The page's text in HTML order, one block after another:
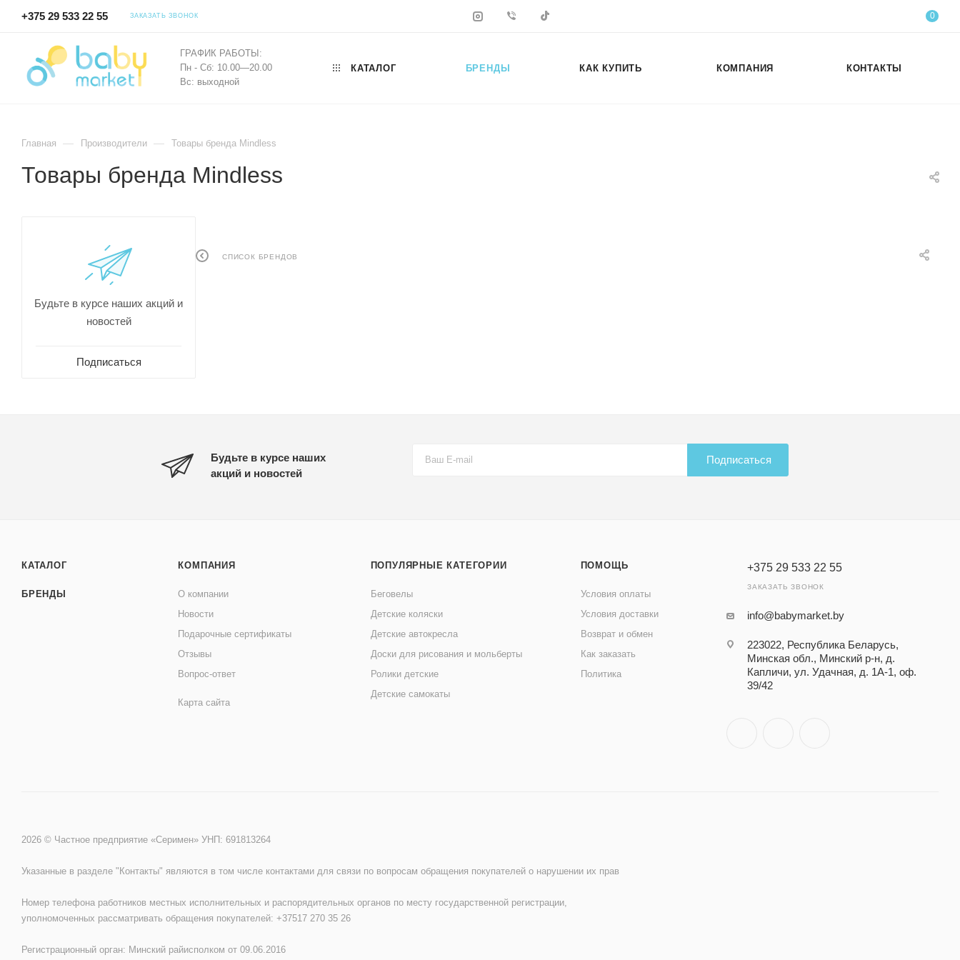
+375 29 533 22 55 ЗАКАЗАТЬ ЗВОНОК 0
ГРАФИК РАБОТЫ:
Пн - Сб: 10.00—20.00
Вс: выходной
КАТАЛОГ БРЕНДЫ КАК КУПИТЬ КОМПАНИЯ КОНТАКТЫ
Главная — Производители — Товары бренда Mindless
Товары бренда Mindless
СПИСОК БРЕНДОВ
Будьте в курсе наших акций и
новостей
Подписаться
Будьте в курсе наших
акций и новостей
Подписаться
КАТАЛОГ
БРЕНДЫ
КОМПАНИЯ
О компании
Новости
Подарочные сертификаты
Отзывы
Вопрос-ответ
Карта сайта
ПОПУЛЯРНЫЕ КАТЕГОРИИ
Беговелы
Детские коляски
Детские автокресла
Доски для рисования и мольберты
Ролики детские
Детские самокаты
ПОМОЩЬ
Условия оплаты
Условия доставки
Возврат и обмен
Как заказать
Политика
+375 29 533 22 55
ЗАКАЗАТЬ ЗВОНОК
info@babymarket.by
223022, Республика Беларусь,
Минская обл., Минский р-н, д.
Капличи, ул. Удачная, д. 1А-1, оф.
39/42
2026 © Частное предприятие «Серимен» УНП: 691813264
Указанные в разделе "Контакты" являются в том числе контактами для связи по вопросам обращения покупателей о нарушении их прав
Номер телефона работников местных исполнительных и распорядительных органов по месту государственной регистрации,
уполномоченных рассматривать обращения покупателей: +37517 270 35 26
Регистрационный орган: Минский райисполком от 09.06.2016